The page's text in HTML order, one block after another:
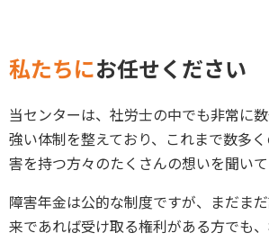
私たちにお任せください
当センターは、社労士の中でも非常に
強い体制を整えており、これまで数多
害を持つ方々のたくさんの想いを聞いて
障害年金は公的な制度ですが、まだま
来であれば受け取る権利がある方でも